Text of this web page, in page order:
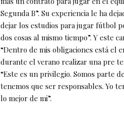
Segunda B”. Su experiencia le ha
dejar los estudios para jugar fútbol
dos cosas al mismo tiempo”. Y este
“Dentro de mis obligaciones está el
durante el verano realizar una pre
“Este es un privilegio. Somos parte
tenemos que ser responsables. Yo
lo mejor de mi”.